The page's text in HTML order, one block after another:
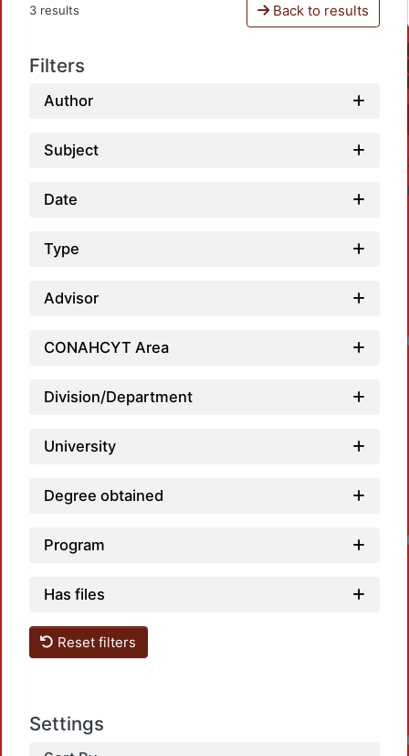
3 results Back to results
Filters
Author
Subject
Date
Type
Advisor
CONAHCYT Area
Division/Department
University
Degree obtained
Program
Has files
Reset filters
Settings